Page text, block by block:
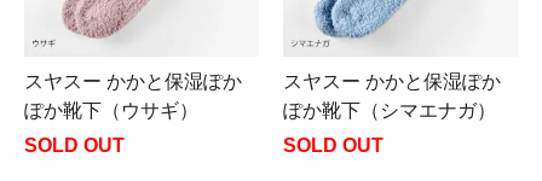
スヤスー かかと保湿ぽか
ぽか靴下（ウサギ）
SOLD OUT
スヤスー かかと保湿ぽか
ぽか靴下（シマエナガ）
SOLD OUT